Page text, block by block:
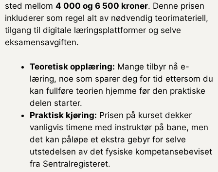
sted mellom 4 000 og 6 500 kroner. Denne prisen
inkluderer som regel alt av nødvendig teorimateriell,
tilgang til digitale læringsplattformer og selve
eksamensavgiften.
Teoretisk opplæring: Mange tilbyr nå e-
læring, noe som sparer deg for tid ettersom du
kan fullføre teorien hjemme før den praktiske
delen starter.
Praktisk kjøring: Prisen på kurset dekker
vanligvis timene med instruktør på bane, men
det kan påløpe et ekstra gebyr for selve
utstedelsen av det fysiske kompetansebeviset
fra Sentralregisteret.